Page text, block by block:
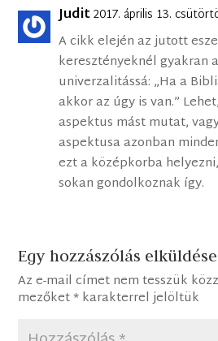
Judit2017. április 13.
A cikk elején az jutott
keresztényeknél gyakran
univerzalitássá: „Ha a
akkor az úgy is van.”
aspektus mást mutat,
aspektusa azonban
ezt a középkorba
sokan gondolkoznak így.
Egy hozzászólás elküldése
Az e-mail címet nem tesszük
mezőket*karakterrel jelöltük